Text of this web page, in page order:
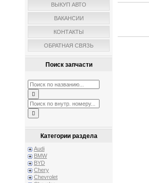
ВЫКУП АВТО
ВАКАНСИИ
КОНТАКТЫ
ОБРАТНАЯ СВЯЗЬ
Поиск запчасти
Категории раздела
Audi
BMW
BYD
Chery
Chevrolet